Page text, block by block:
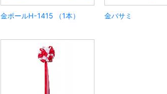
金ポールH-1415 （1本） 金バサミ